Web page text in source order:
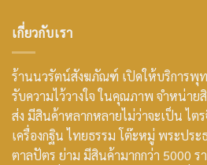
เกี่ยวกับเรา
ร้านนวรัตน์สังฆภัณฑ์ เปิดให้บริการพุ
รับความไว้วางใจ ในคุณภาพ จำหน่า
ส่ง มีสินค้าหลากหลายไม่ว่าจะเป็น ไต
เครื่องกฐิน ไทยธรรม โต๊ะหมู่ พระปร
ตาลปัตร ย่าม มีสินค้ามากกว่า 5000 ร